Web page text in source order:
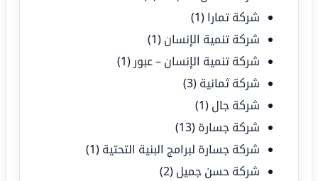
شركة تمارا (1)
شركة تنمية الإنسان (1)
شركة تنمية الإنسان – عبور (1)
شركة ثمانية (3)
شركة جال (1)
شركة جسارة (13)
شركة جسارة لبرامج البنية التحتية (1)
شركة حسن جميل (2)